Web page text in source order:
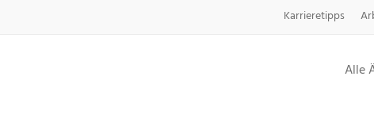
Karrieretipps
Alle